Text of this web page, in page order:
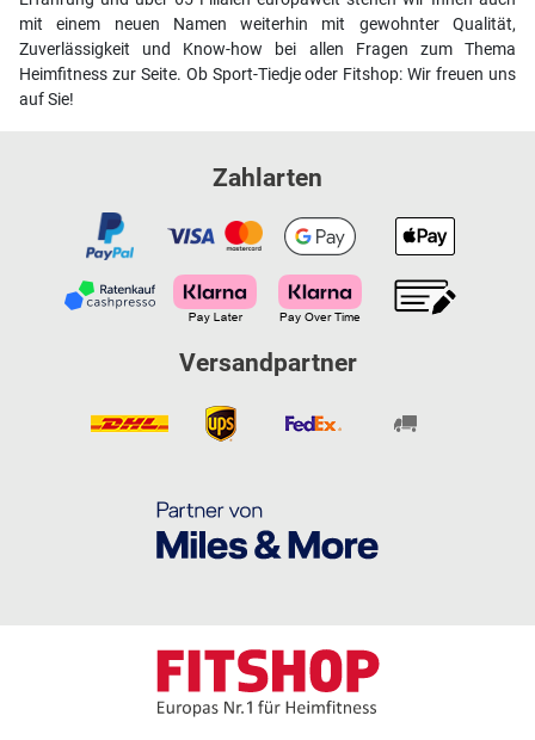
mit einem neuen Namen weiterhin mit gewohnter Qualität,
Zuverlässigkeit und Know-how bei allen Fragen zum Thema
Heimfitness zur Seite. Ob Sport-Tiedje oder Fitshop: Wir freuen uns
auf Sie!
Zahlarten
Versandpartner